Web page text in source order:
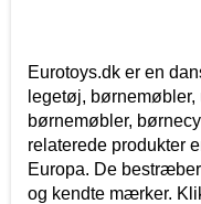
Eurotoys.dk er en
legetøj,
børnemøbler,
relaterede produkter
Europa. De
og kendte mærker.